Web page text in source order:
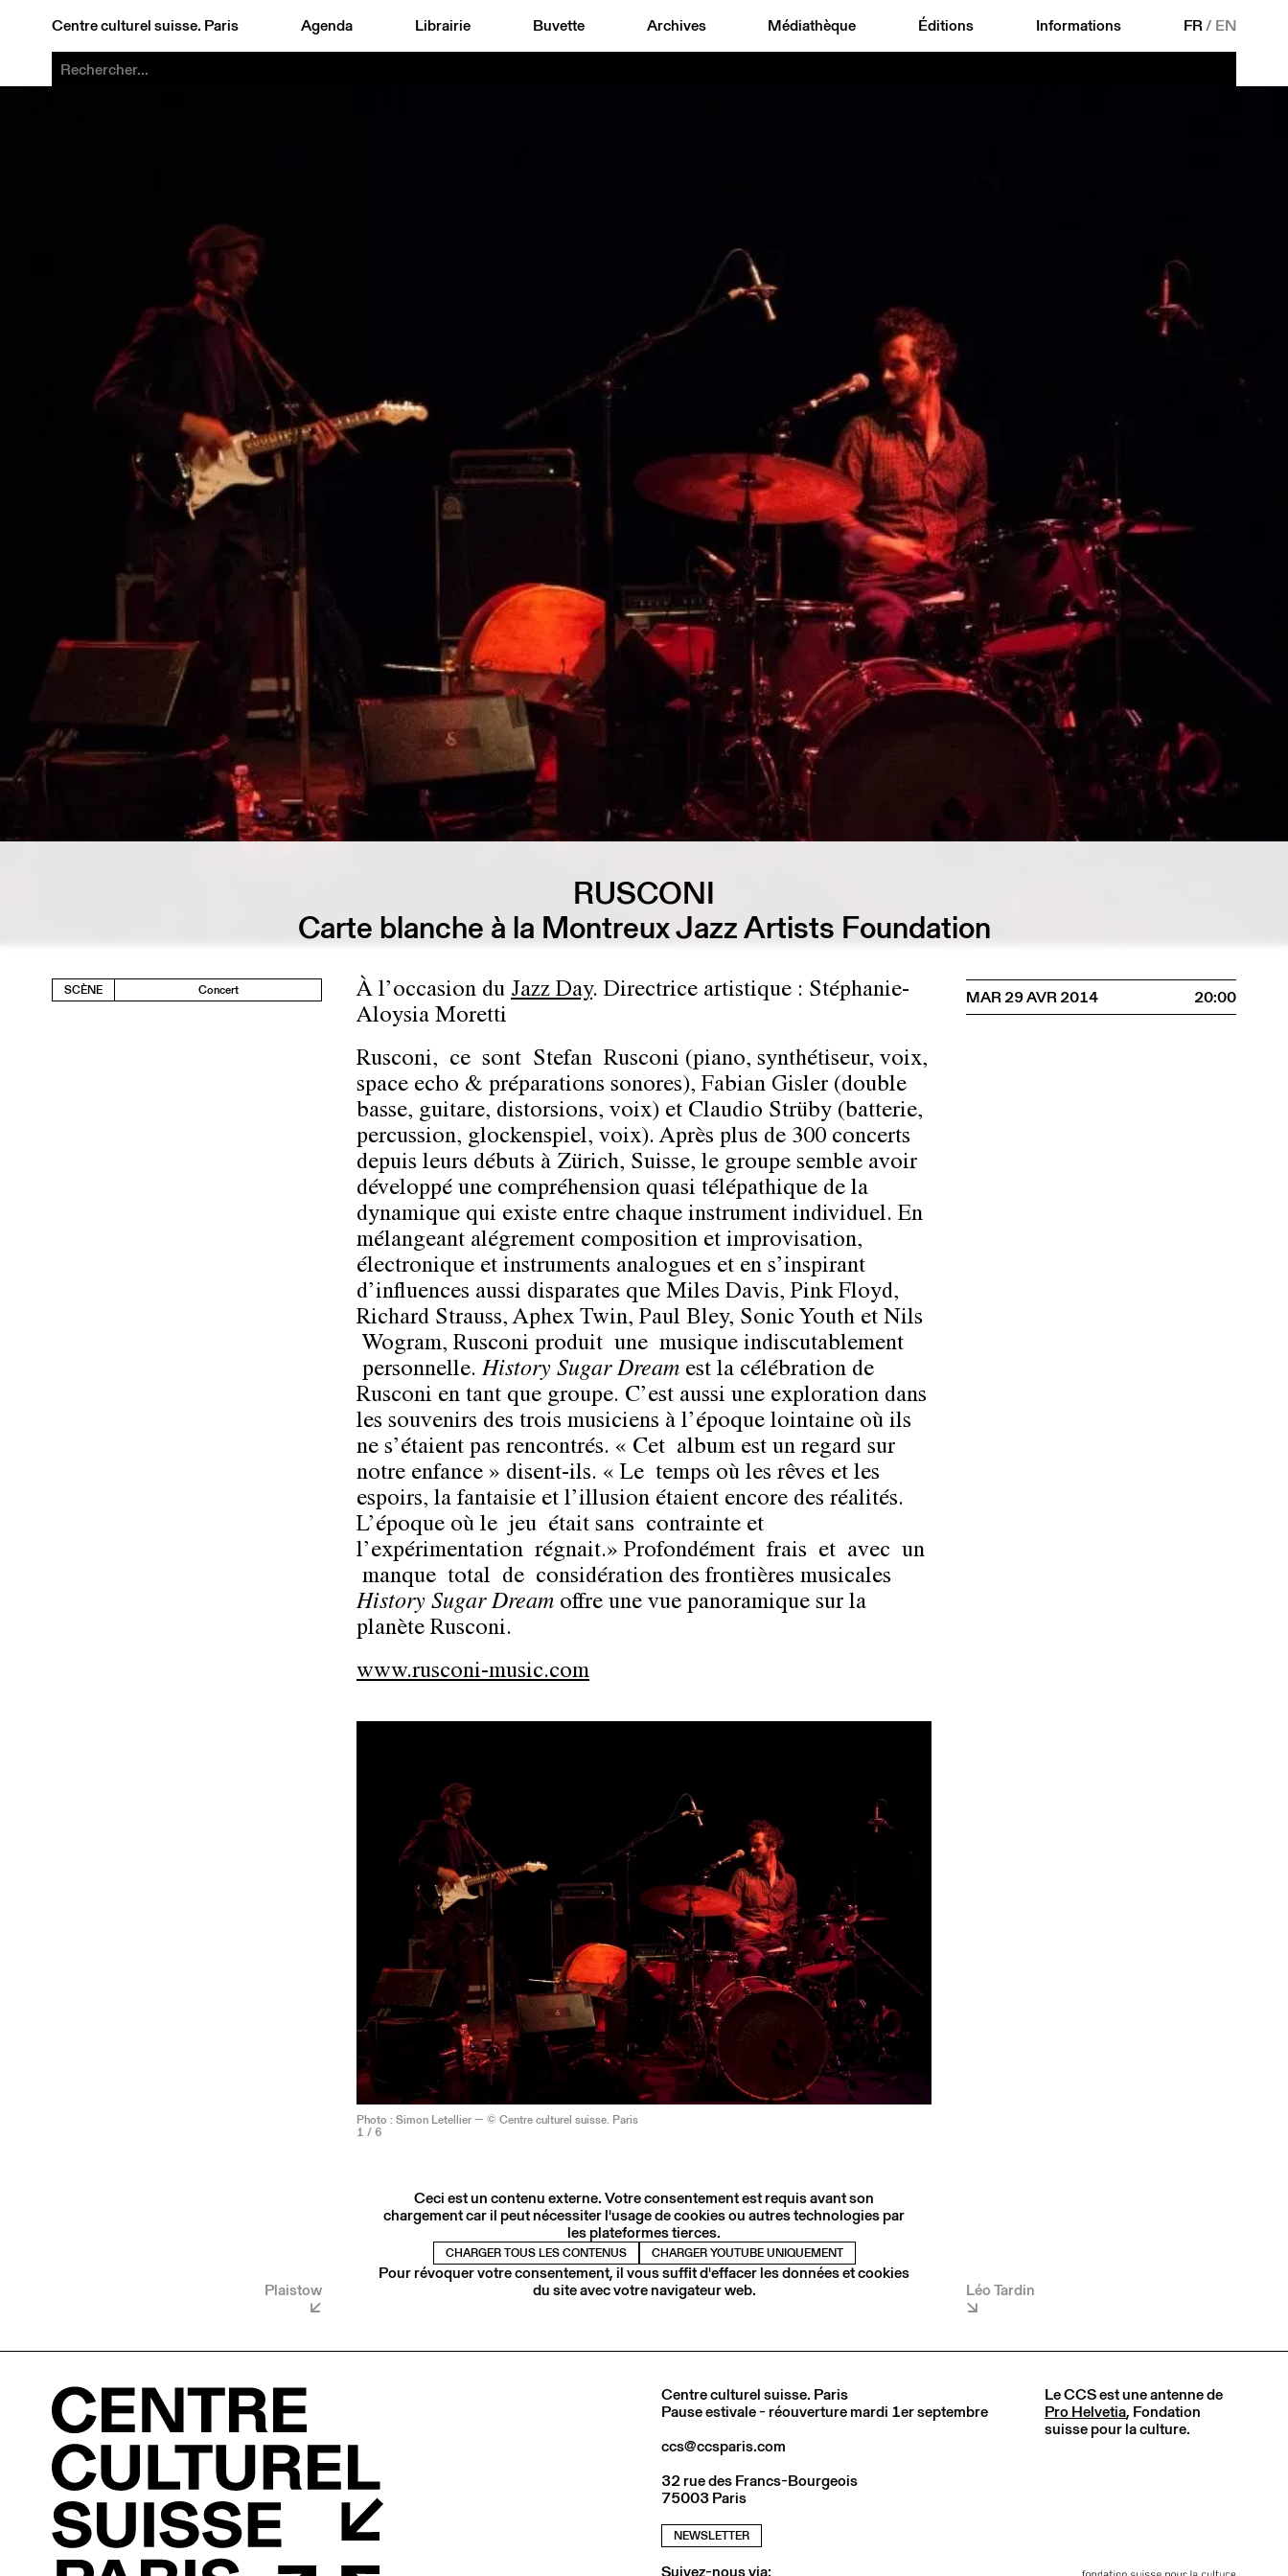
Centre culturel suisse. Paris Agenda Librairie Buvette Archives Médiathèque Éditions Informations FR/ EN
RUSCONI
Carte blanche à la Montreux Jazz Artists Foundation
SCÈNE Concert
Plaistow
À l’occasion du Jazz Day. Directrice artistique : Stéphanie-
Aloysia Moretti
Rusconi, ce sont Stefan Rusconi (piano, synthétiseur, voix,
space echo & préparations sonores), Fabian Gisler (double
basse, guitare, distorsions, voix) et Claudio Strüby (batterie,
percussion, glockenspiel, voix). Après plus de 300 concerts
depuis leurs débuts à Zürich, Suisse, le groupe semble avoir
développé une compréhension quasi télépathique de la
dynamique qui existe entre chaque instrument individuel. En
mélangeant alégrement composition et improvisation,
électronique et instruments analogues et en s’inspirant
d’influences aussi disparates que Miles Davis, Pink Floyd,
Richard Strauss, Aphex Twin, Paul Bley, Sonic Youth et Nils
Wogram, Rusconi produit une musique indiscutablement
personnelle. History Sugar Dream est la célébration de
Rusconi en tant que groupe. C’est aussi une exploration dans
les souvenirs des trois musiciens à l’époque lointaine où ils
ne s’étaient pas rencontrés. « Cet album est un regard sur
notre enfance » disent-­ils. « Le temps où les rêves et les
espoirs, la fantaisie et l’illusion étaient encore des réalités.
L’époque où le jeu était sans contrainte et
l’expérimentation régnait.» Profondément frais et avec un
manque total de considération des frontières musicales
History Sugar Dream offre une vue panoramique sur la
planète Rusconi.
www.rusconi-music.com
Photo : Simon Letellier — © Centre culturel suisse. Paris
1 / 6
Ceci est un contenu externe. Votre consentement est requis avant son
chargement car il peut nécessiter l'usage de cookies ou autres technologies par
les plateformes tierces.
CHARGER TOUS LES CONTENUS CHARGER YOUTUBE UNIQUEMENT
Pour révoquer votre consentement, il vous suffit d'effacer les données et cookies
du site avec votre navigateur web.
MAR 29 AVR 2014 20:00
Léo Tardin
Centre culturel suisse. Paris
Pause estivale - réouverture mardi 1er septembre
ccs@ccsparis.com
32 rue des Francs-Bourgeois
75003 Paris
NEWSLETTER
Le CCS est une antenne de
Pro Helvetia, Fondation
suisse pour la culture.